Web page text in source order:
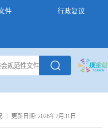
件 行政复议
| 更新日期: 2026年7月31日